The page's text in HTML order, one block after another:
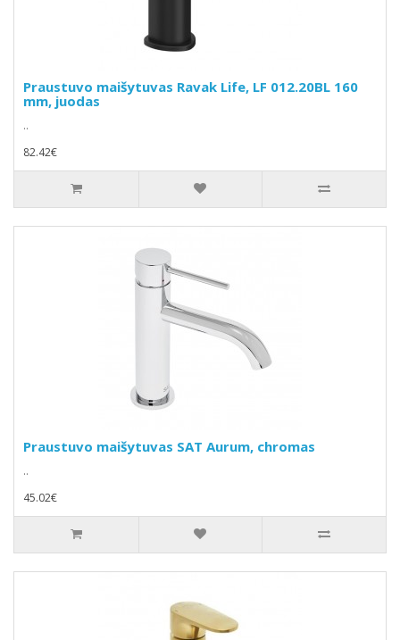
Praustuvo maišytuvas Ravak Life, LF 012.20BL 160
mm, juodas
..
82.42€
Praustuvo maišytuvas SAT Aurum, chromas
..
45.02€